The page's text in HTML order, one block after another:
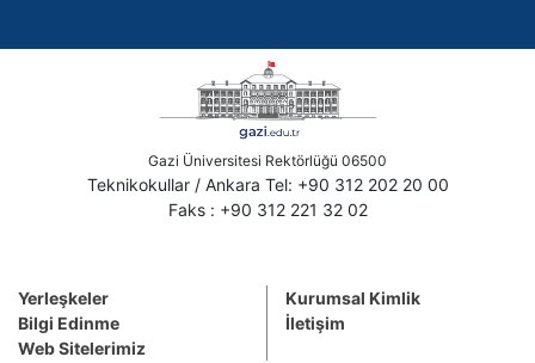
Gazi Üniversitesi Rektörlüğü 06500
Teknikokullar / Ankara Tel: +90 312 202 20 00
Faks : +90 312 221 32 02
Yerleşkeler
Bilgi Edinme
Web Sitelerimiz
Kurumsal Kimlik
İletişim